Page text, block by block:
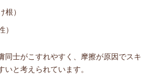
根）
）
同士がこすれやすく、摩擦が原因でスキ
いと考えられています。